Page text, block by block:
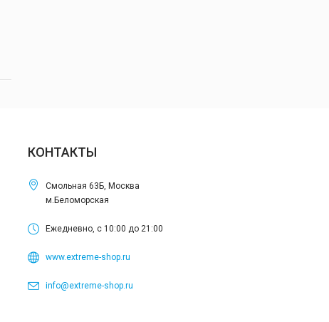
КОНТАКТЫ
Смольная 63Б, Москва
м.Беломорская
Ежедневно, с 10:00 до 21:00
www.extreme-shop.ru
info@extreme-shop.ru